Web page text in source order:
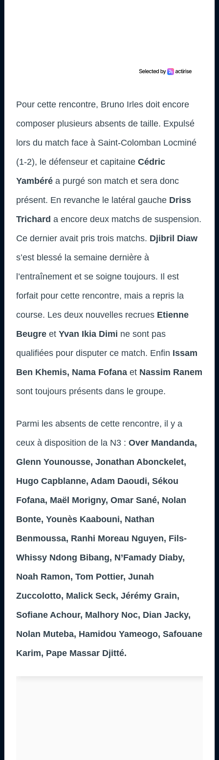
Pour cette rencontre, Bruno Irles doit encore
composer plusieurs absents de taille. Expulsé
lors du match face à Saint-Colomban Locminé
(1-2), le défenseur et capitaine Cédric
Yambéré a purgé son match et sera donc
présent. En revanche le latéral gauche Driss
Trichard a encore deux matchs de suspension.
Ce dernier avait pris trois matchs. Djibril Diaw
s’est blessé la semaine dernière à
l’entraînement et se soigne toujours. Il est
forfait pour cette rencontre, mais a repris la
course. Les deux nouvelles recrues Etienne
Beugre et Yvan Ikia Dimi ne sont pas
qualifiées pour disputer ce match. Enfin Issam
Ben Khemis, Nama Fofana et Nassim Ranem
sont toujours présents dans le groupe.
Parmi les absents de cette rencontre, il y a
ceux à disposition de la N3 : Over Mandanda,
Glenn Younousse, Jonathan Abonckelet,
Hugo Capblanne, Adam Daoudi, Sékou
Fofana, Maël Morigny, Omar Sané, Nolan
Bonte, Younès Kaabouni, Nathan
Benmoussa, Ranhi Moreau Nguyen, Fils-
Whissy Ndong Bibang, N’Famady Diaby,
Noah Ramon, Tom Pottier, Junah
Zuccolotto, Malick Seck, Jérémy Grain,
Sofiane Achour, Malhory Noc, Dian Jacky,
Nolan Muteba, Hamidou Yameogo, Safouane
Karim, Pape Massar Djitté.